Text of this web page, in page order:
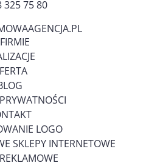
325 75 80
LOGO
SKLEPY INTERNETOWE